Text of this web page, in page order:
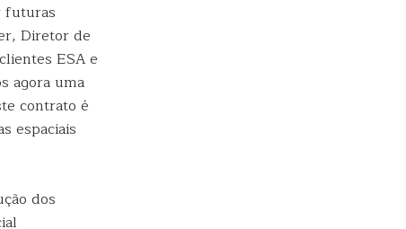
futuras
Diretor de
ESA e
agora uma
contrato é
espaciais
dos